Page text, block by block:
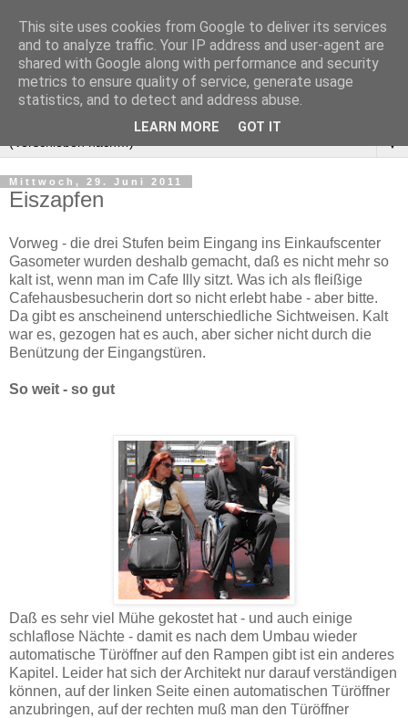
▼
Mittwoch, 29. Juni 2011
Eiszapfen
Vorweg - die drei Stufen beim Eingang ins Einkaufscenter
Gasometer wurden deshalb gemacht, daß es nicht mehr so
kalt ist, wenn man im Cafe Illy sitzt. Was ich als fleißige
Cafehausbesucherin dort so nicht erlebt habe - aber bitte.
Da gibt es anscheinend unterschiedliche Sichtweisen. Kalt
war es, gezogen hat es auch, aber sicher nicht durch die
Benützung der Eingangstüren.
So weit - so gut
Daß es sehr viel Mühe gekostet hat - und auch einige
schlaflose Nächte - damit es nach dem Umbau wieder
automatische Türöffner auf den Rampen gibt ist ein anderes
Kapitel. Leider hat sich der Architekt nur darauf verständigen
können, auf der linken Seite einen automatischen Türöffner
anzubringen, auf der rechten muß man den Türöffner
This site uses cookies from Google to deliver its services
and to analyze traffic. Your IP address and user-agent are
shared with Google along with performance and security
metrics to ensure quality of service, generate usage
statistics, and to detect and address abuse.
LEARN MORE GOT IT